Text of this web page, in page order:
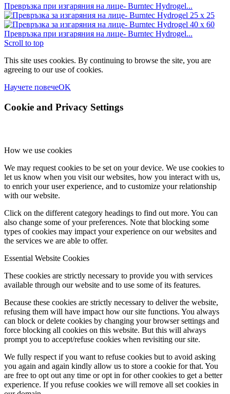
Превръзка при изгаряния на лице- Burntec Hydrogel...
Превръзка при изгаряния на лице- Burntec Hydrogel...
Scroll to top
This site uses cookies. By continuing to browse the site, you are
agreeing to our use of cookies.
Научете повечеOK
Cookie and Privacy Settings
How we use cookies
We may request cookies to be set on your device. We use cookies to
let us know when you visit our websites, how you interact with us,
to enrich your user experience, and to customize your relationship
with our website.
Click on the different category headings to find out more. You can
also change some of your preferences. Note that blocking some
types of cookies may impact your experience on our websites and
the services we are able to offer.
Essential Website Cookies
These cookies are strictly necessary to provide you with services
available through our website and to use some of its features.
Because these cookies are strictly necessary to deliver the website,
refusing them will have impact how our site functions. You always
can block or delete cookies by changing your browser settings and
force blocking all cookies on this website. But this will always
prompt you to accept/refuse cookies when revisiting our site.
We fully respect if you want to refuse cookies but to avoid asking
you again and again kindly allow us to store a cookie for that. You
are free to opt out any time or opt in for other cookies to get a better
experience. If you refuse cookies we will remove all set cookies in